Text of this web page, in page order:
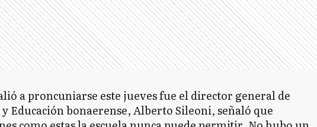
a proncuniarse este jueves fue el director general de
Educación bonaerense, Alberto Sileoni, señaló que